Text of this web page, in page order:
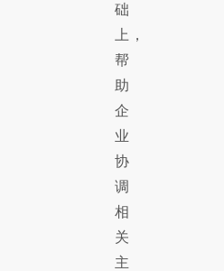
础
上，
帮
助
企
业
协
调
相
关
主